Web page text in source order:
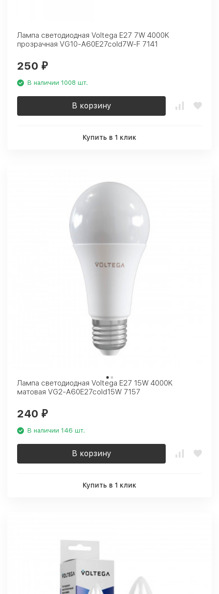
Лампа светодиодная Voltega E27 7W 4000K
прозрачная VG10-A60E27cold7W-F 7141
250 ₽
В наличии 1008 шт.
В корзину
Купить в 1 клик
Лампа светодиодная Voltega E27 15W 4000K
матовая VG2-A60E27cold15W 7157
240 ₽
В наличии 146 шт.
В корзину
Купить в 1 клик